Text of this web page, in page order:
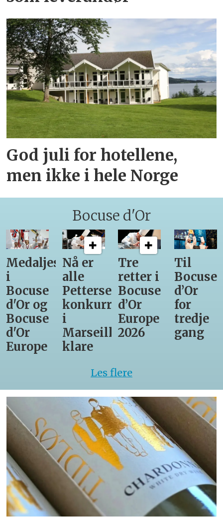
God juli for hotellene,
men ikke i hele Norge
Bocuse d'Or
Medaljestatistikk
i
Bocuse
d'Or og
Bocuse
d'Or
Europe
Nå er
alle
Pettersens
konkurrenter
i
Marseille
klare
Tre
retter i
Bocuse
d’Or
Europe
2026
Til
Bocuse
d’Or
for
tredje
gang
Les flere